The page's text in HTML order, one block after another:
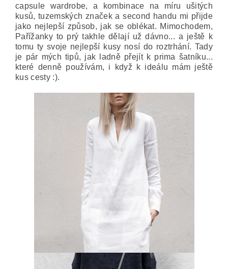
capsule wardrobe, a kombinace na míru ušitých
kusů, tuzemských značek a second handu mi přijde
jako nejlepší způsob, jak se oblékat. Mimochodem,
Pařížanky to prý takhle dělají už dávno... a ještě k
tomu ty svoje nejlepší kusy nosí do roztrhání. Tady
je pár mých tipů, jak ladně přejít k prima šatníku...
které denně používám, i když k ideálu mám ještě
kus cesty :).